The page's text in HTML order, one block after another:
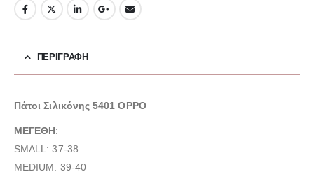
ΠΕΡΙΓΡΑΦΉ
Πάτοι Σιλικόνης 5401 OPPO
ΜΕΓΕΘΗ:
SMALL: 37-38
MEDIUM: 39-40